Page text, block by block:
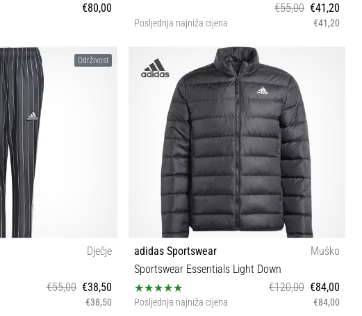
€80,00
S
€55,00 €41,20
Posljednja najniža cijena €41,20
XS (123-128 cm)
Održivost
Dječje
€55,00 €38,50
€38,50
adidas Sportswear
Muško
Sportswear Essentials Light Down
€120,00 €84,00
Posljednja najniža cijena €84,00